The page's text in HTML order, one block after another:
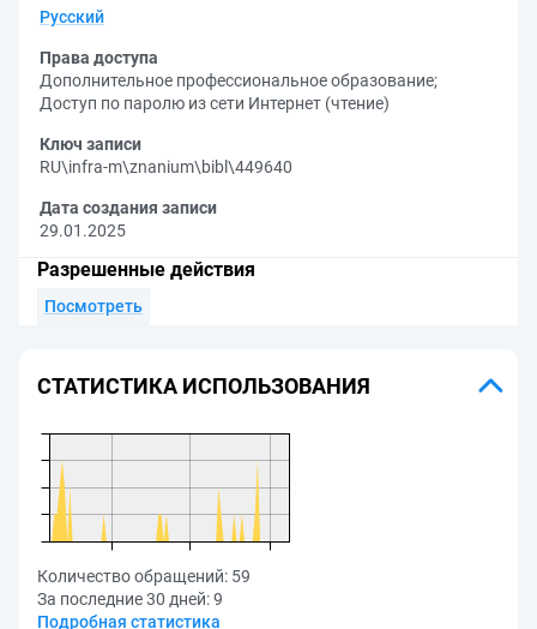
Русский
Права доступа
Дополнительное профессиональное образование;
Доступ по паролю из сети Интернет (чтение)
Ключ записи
RU\infra-m\znanium\bibl\449640
Дата создания записи
29.01.2025
Разрешенные действия
Посмотреть
СТАТИСТИКА ИСПОЛЬЗОВАНИЯ
Количество обращений: 59
За последние 30 дней:9
Подробная статистика